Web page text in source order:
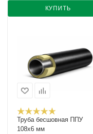
КУПИТЬ
Труба бесшовная ППУ
108х6 мм